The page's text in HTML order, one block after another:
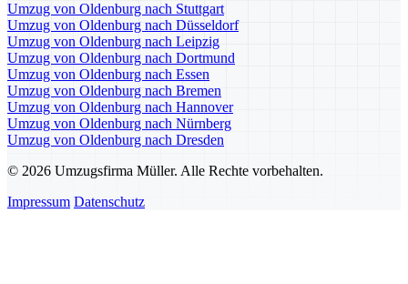
Umzug von Oldenburg nach Stuttgart
Umzug von Oldenburg nach Düsseldorf
Umzug von Oldenburg nach Leipzig
Umzug von Oldenburg nach Dortmund
Umzug von Oldenburg nach Essen
Umzug von Oldenburg nach Bremen
Umzug von Oldenburg nach Hannover
Umzug von Oldenburg nach Nürnberg
Umzug von Oldenburg nach Dresden
© 2026 Umzugsfirma Müller. Alle Rechte vorbehalten.
Impressum Datenschutz